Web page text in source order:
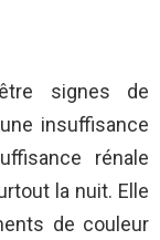
signes de
insuffisance
rénale
la nuit. Elle
de couleur